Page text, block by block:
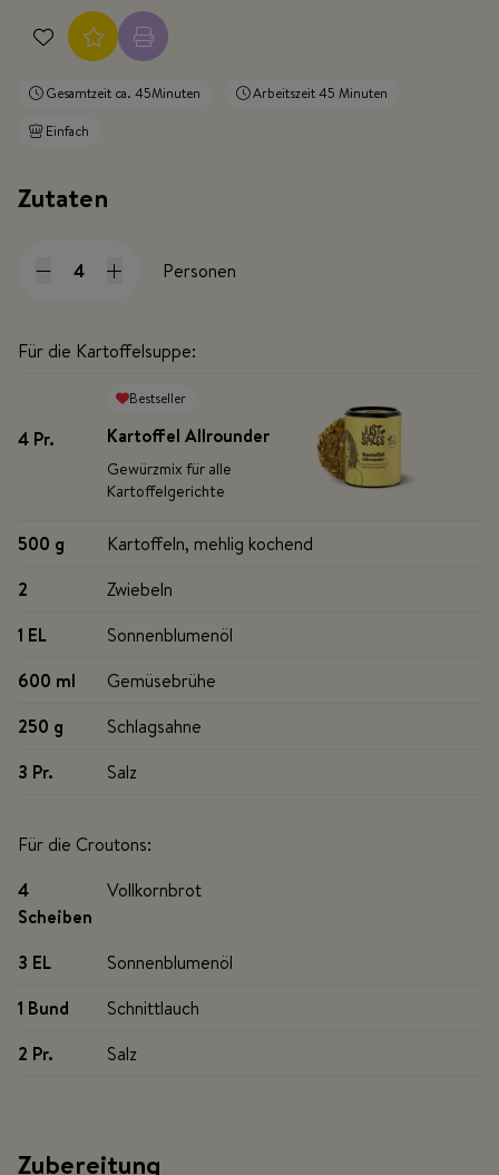
Gesamtzeit ca. 45Minuten
Arbeitszeit 45 Minuten
Einfach
Zutaten
Personen
Für die Kartoffelsuppe:
4 Pr.
Bestseller
Kartoffel Allrounder
Gewürzmix für alle
Kartoffelgerichte
500 g
Kartoffeln, mehlig kochend
2
Zwiebeln
1 EL
Sonnenblumenöl
600 ml
Gemüsebrühe
250 g
Schlagsahne
3 Pr. Salz
Für die Croutons:
4
Scheiben
Vollkornbrot
3 EL
Sonnenblumenöl
1 Bund
Schnittlauch
2 Pr. Salz
Zubereitung